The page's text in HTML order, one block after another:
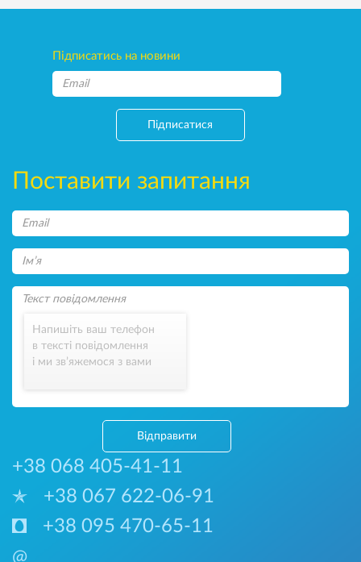
Підписатись на новини
Підписатися
Поставити запитання
Напишіть ваш телефон
в тексті повідомлення
і ми зв’яжемося з вами
Відправити
+38 068 405-41-11
+38 067 622-06-91
+38 095 470-65-11
@